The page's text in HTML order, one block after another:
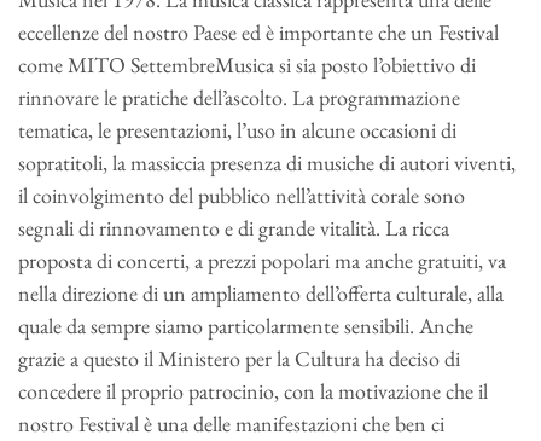
eccellenze del nostro Paese ed è importante che un Festival
come MITO SettembreMusica si sia posto l’obiettivo di
rinnovare le pratiche dell’ascolto. La programmazione
tematica, le presentazioni, l’uso in alcune occasioni di
sopratitoli, la massiccia presenza di musiche di autori viventi,
il coinvolgimento del pubblico nell’attività corale sono
segnali di rinnovamento e di grande vitalità. La ricca
proposta di concerti, a prezzi popolari ma anche gratuiti, va
nella direzione di un ampliamento dell’offerta culturale, alla
quale da sempre siamo particolarmente sensibili. Anche
grazie a questo il Ministero per la Cultura ha deciso di
concedere il proprio patrocinio, con la motivazione che il
nostro Festival è una delle manifestazioni che ben ci